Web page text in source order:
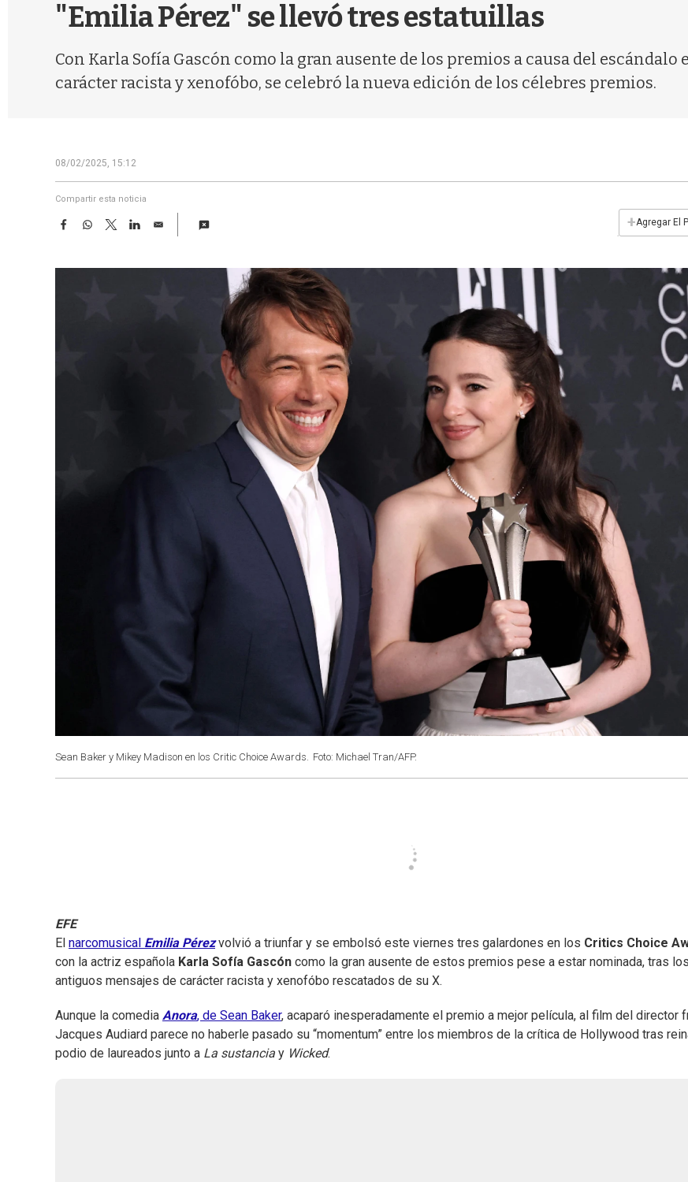
"Emilia Pérez" se llevó tres estatuillas
Con Karla Sofía Gascón como la gran ausente de los premios a causa del
carácter racista y xenofóbo, se celebró la nueva edición de los célebres premios.
08/02/2025, 15:12
Compartir esta noticia
F
e
W
t
T
w
t
L
k
E
i
+Agregar El
Sean Baker y Mikey Madison en los Critic Choice Awards. Foto: Michael Tran/AFP.
EFE
El narcomusical Emilia Pérez volvió a triunfar y se embolsó este viernes tres galardones en los Critics Choice
con la actriz española Karla Sofía Gascón como la gran ausente de estos premios pese a estar nominada, tras los
antiguos mensajes de carácter racista y xenofóbo rescatados de su X.
Aunque la comedia Anora, de Sean Baker, acaparó inesperadamente el premio a mejor película, al film del director
Jacques Audiard parece no haberle pasado su “momentum” entre los miembros de la crítica de Hollywood tras
podio de laureados junto a La sustancia y Wicked.